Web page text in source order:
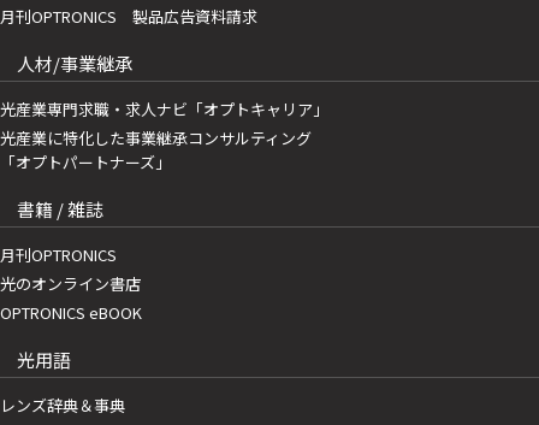
月刊OPTRONICS 製品広告資料請求
人材/事業継承
光産業専門求職・求人ナビ「オプトキャリア」
光産業に特化した事業継承コンサルティング
「オプトパートナーズ」
書籍 / 雑誌
月刊OPTRONICS
光のオンライン書店
OPTRONICS eBOOK
光用語
レンズ辞典＆事典